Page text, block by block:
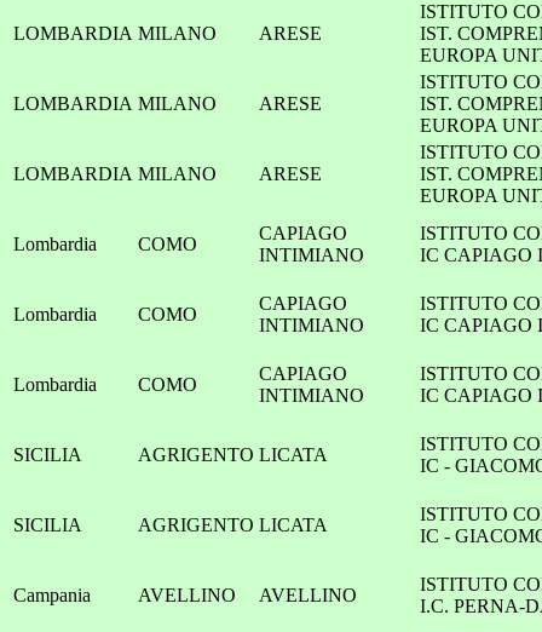
LOMBARDIA MILANO ARESE
ISTITUTO
IST.
EUROPA
LOMBARDIA MILANO ARESE
ISTITUTO
IST.
EUROPA
LOMBARDIA MILANO ARESE
ISTITUTO
IST.
EUROPA
Lombardia COMO
CAPIAGO
INTIMIANO
ISTITUTO
IC CAPIAGO
Lombardia COMO
CAPIAGO
INTIMIANO
ISTITUTO
IC CAPIAGO
Lombardia COMO
CAPIAGO
INTIMIANO
ISTITUTO
IC CAPIAGO
SICILIA AGRIGENTO LICATA
ISTITUTO
IC -
SICILIA AGRIGENTO LICATA
ISTITUTO
IC -
Campania AVELLINO AVELLINO
ISTITUTO
I.C. PERNA-